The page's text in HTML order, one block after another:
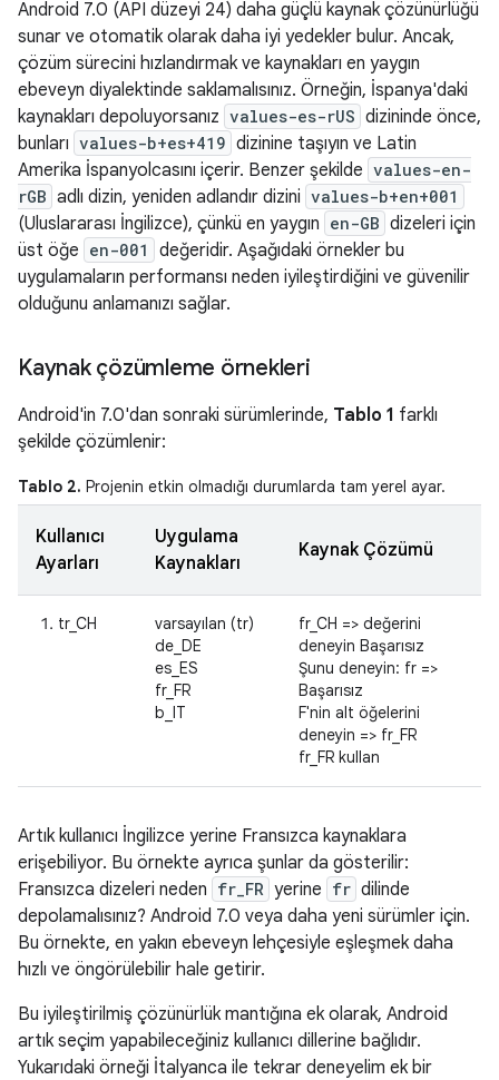
Android 7.0 (API düzeyi 24) daha güçlü kaynak çözünürlüğü
sunar ve otomatik olarak daha iyi yedekler bulur. Ancak,
çözüm sürecini hızlandırmak ve kaynakları en yaygın
ebeveyn diyalektinde saklamalısınız. Örneğin, İspanya'daki
kaynakları depoluyorsanız values-es-rUS dizininde önce,
bunları values-b+es+419 dizinine taşıyın ve Latin
Amerika İspanyolcasını içerir. Benzer şekilde values-en-
rGB adlı dizin, yeniden adlandır dizini values-b+en+001
(Uluslararası İngilizce), çünkü en yaygın en-GB dizeleri için
üst öğe en-001
değeridir. Aşağıdaki örnekler bu
uygulamaların performansı neden iyileştirdiğini ve güvenilir
olduğunu anlamanızı sağlar.
Kaynak çözümleme örnekleri
Android'in 7.0'dan sonraki sürümlerinde, Tablo 1 farklı
şekilde çözümlenir:
Tablo 2. Projenin etkin olmadığı durumlarda tam yerel ayar.
Kullanıcı
Ayarları
Uygulama
Kaynakları
Kaynak Çözümü
tr_CH
varsayılan (tr)
de_DE
es_ES
fr_FR
b_IT
fr_CH => değerini
deneyin Başarısız
Şunu deneyin: fr =>
Başarısız
F'nin alt öğelerini
deneyin => fr_FR
fr_FR kullan
Artık kullanıcı İngilizce yerine Fransızca kaynaklara
erişebiliyor. Bu örnekte ayrıca şunlar da gösterilir:
Fransızca dizeleri neden fr_FR yerine fr dilinde
depolamalısınız? Android 7.0 veya daha yeni sürümler için.
Bu örnekte, en yakın ebeveyn lehçesiyle eşleşmek daha
hızlı ve öngörülebilir hale getirir.
Bu iyileştirilmiş çözünürlük mantığına ek olarak, Android
artık seçim yapabileceğiniz kullanıcı dillerine bağlıdır.
Yukarıdaki örneği İtalyanca ile tekrar deneyelim ek bir